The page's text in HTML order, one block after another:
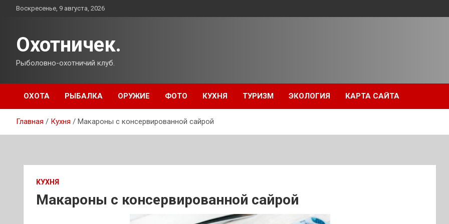
ПерейтиВоскресенье, 9 августа, 2026
Охотничек.
Рыболовно-охотничий клуб.
ОХОТА РЫБАЛКА ОРУЖИЕ ФОТО КУХНЯ ТУРИЗМ ЭКОЛОГИЯ КАРТА САЙТА
Главная Кухня Макароны с консервированной сайрой
КУХНЯ
Макароны с консервированной сайрой